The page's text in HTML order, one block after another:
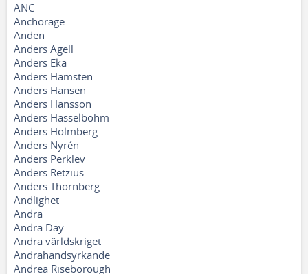
ANC
Anchorage
Anden
Anders Agell
Anders Eka
Anders Hamsten
Anders Hansen
Anders Hansson
Anders Hasselbohm
Anders Holmberg
Anders Nyrén
Anders Perklev
Anders Retzius
Anders Thornberg
Andlighet
Andra
Andra Day
Andra världskriget
Andrahandsyrkande
Andrea Riseborough